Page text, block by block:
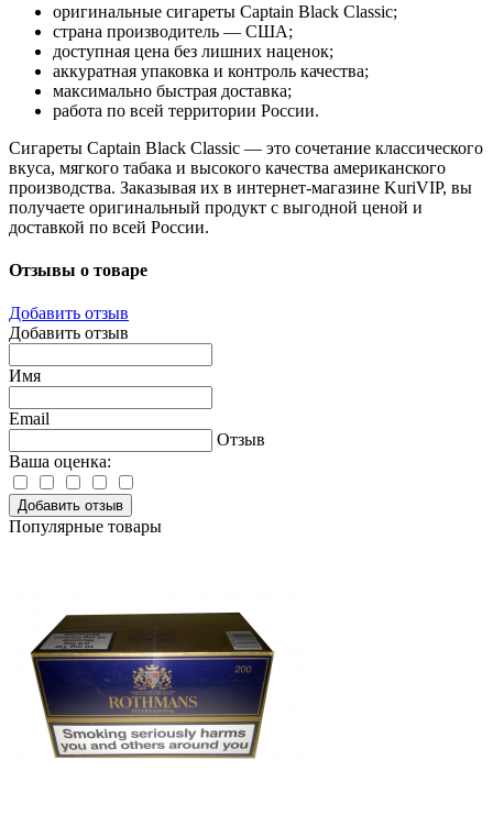
оригинальные сигареты Captain Black Classic;
страна производитель — США;
доступная цена без лишних наценок;
аккуратная упаковка и контроль качества;
максимально быстрая доставка;
работа по всей территории России.
Сигареты Captain Black Classic — это сочетание классического
вкуса, мягкого табака и высокого качества американского
производства. Заказывая их в интернет-магазине KuriVIP, вы
получаете оригинальный продукт с выгодной ценой и
доставкой по всей России.
Отзывы о товаре
Добавить отзыв
Добавить отзыв
Имя
Email
Отзыв
Ваша оценка:
Добавить отзыв
Популярные товары